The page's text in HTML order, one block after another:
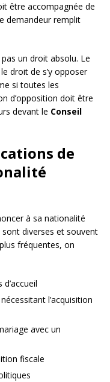
être accompagnée de
demandeur remplit
un droit absolu. Le
droit de s’y opposer
si toutes les
d’opposition doit être
devant le Conseil
de
à sa nationalité
sont diverses et souvent
fréquentes, on
l’acquisition
avec un
fiscale